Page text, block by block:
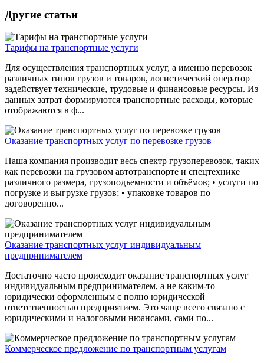
Другие статьи
Тарифы на транспортные услуги
Для осуществления транспортных услуг, а именно перевозок
различных типов грузов и товаров, логистический оператор
задействует технические, трудовые и финансовые ресурсы. Из
данных затрат формируются транспортные расходы, которые
отображаются в ф...
Оказание транспортных услуг по перевозке грузов
Наша компания производит весь спектр грузоперевозок, таких
как перевозки на грузовом автотранспорте и спецтехнике
различного размера, грузоподъемности и объёмов; • услуги по
погрузке и выгрузке грузов; • упаковке товаров по
договоренно...
Оказание транспортных услуг индивидуальным
предпринимателем
Достаточно часто происходит оказание транспортных услуг
индивидуальным предпринимателем, а не каким-то
юридически оформленным с полно юридической
ответственностью предприятием. Это чаще всего связано с
юридическими и налоговыми нюансами, сами по...
Коммерческое предложение по транспортным услугам